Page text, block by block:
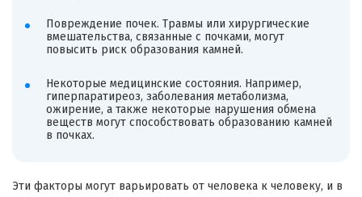
Повреждение почек. Травмы или хирургические
вмешательства, связанные с почками, могут
повысить риск образования камней.
Некоторые медицинские состояния. Например,
гиперпаратиреоз, заболевания метаболизма,
ожирение, а также некоторые нарушения обмена
веществ могут способствовать образованию камней
в почках.
Эти факторы могут варьировать от человека к человеку, и в